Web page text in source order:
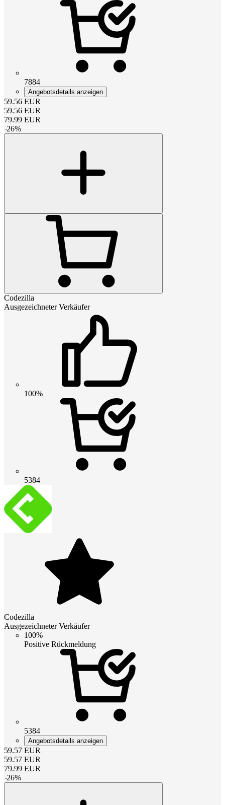
7884
Angebotsdetails anzeigen
59.56 EUR
59.56 EUR
79.99 EUR
-26%
Codezilla
Ausgezeichneter Verkäufer
100%
5384
Codezilla
Ausgezeichneter Verkäufer
100%
Positive Rückmeldung
5384
Angebotsdetails anzeigen
59.57 EUR
59.57 EUR
79.99 EUR
-26%